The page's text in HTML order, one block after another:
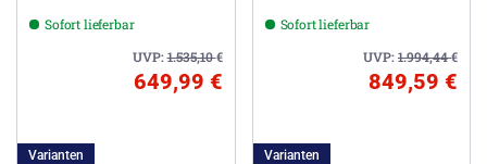
Auszügen, inkl.
Armaturbohrung
Sofort lieferbar
UVP:1.535,10€
649,99 €
Varianten
mit 2 Auszügen
Sofort lieferbar
UVP:1.994,44€
849,59 €
Varianten